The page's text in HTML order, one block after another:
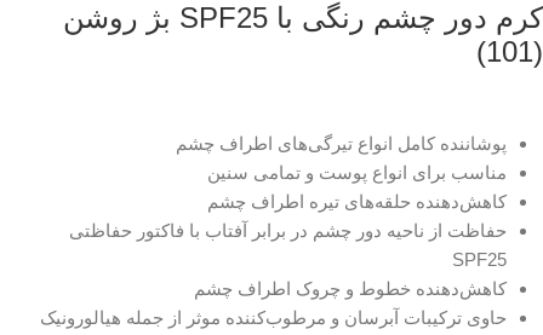
کرم دور چشم رنگی با SPF25 بژ روشن
(101)
پوشاننده کامل انواع تیرگی‌های اطراف چشم
مناسب برای انواع پوست و تمامی سنین
کاهش‌دهنده حلقه‌های تیره اطراف چشم
حفاظت از ناحیه دور چشم در برابر آفتاب با فاکتور حفاظتی
SPF25
کاهش‌دهنده خطوط و چروک اطراف چشم
حاوی ترکیبات آبرسان و مرطوب‌کننده موثر از جمله هیالورونیک